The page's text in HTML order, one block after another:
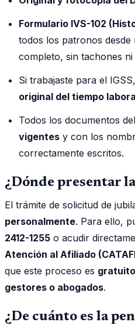
Formulario IVS-102
todos los patronos desde
completo, sin tachones
Si trabajaste para el
original del tiempo
Todos los documentos del
vigentes y con los
correctamente escritos.
¿Dónde presentar
El trámite de solicitud de
personalmente. Para ello,
2412-1255 o acudir
Atención al Afiliado
que este proceso es
gestores o abogados.
¿De cuánto es la